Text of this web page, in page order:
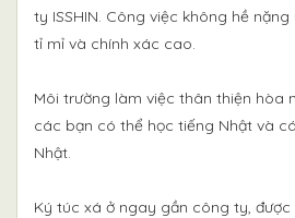
ty ISSHIN. Công việc không hề
tỉ mỉ và chính xác cao.
Môi trường làm việc thân thiện hòa
các bạn có thể học tiếng Nhật và
Nhật.
Ký túc xá ở ngay gần công ty,